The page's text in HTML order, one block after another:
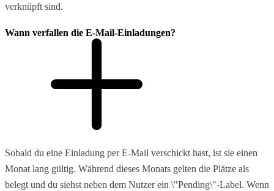
verknüpft sind.
Wann verfallen die E-Mail-Einladungen?
Sobald du eine Einladung per E-Mail verschickt hast, ist sie einen
Monat lang gültig. Während dieses Monats gelten die Plätze als
belegt und du siehst neben dem Nutzer ein \"Pending\"-Label. Wenn